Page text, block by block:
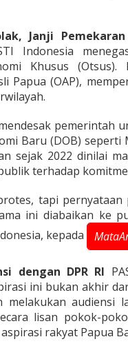
Janji
Indonesia
Khusus (Otsus).
Papua (OAP),
pemerintah
Baru (DOB)
sejak 2022 dinilai
terhadap
tapi pernyataan
ini diabaikan ke
kepada
dengan DPR RI
ini bukan akhir
audiensi
lisan pokok-
rakyat Papua